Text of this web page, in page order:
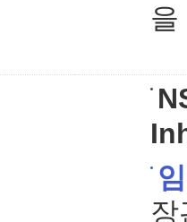
을
장